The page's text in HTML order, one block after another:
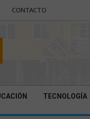
CONTACTO
TECNOLOGÍA